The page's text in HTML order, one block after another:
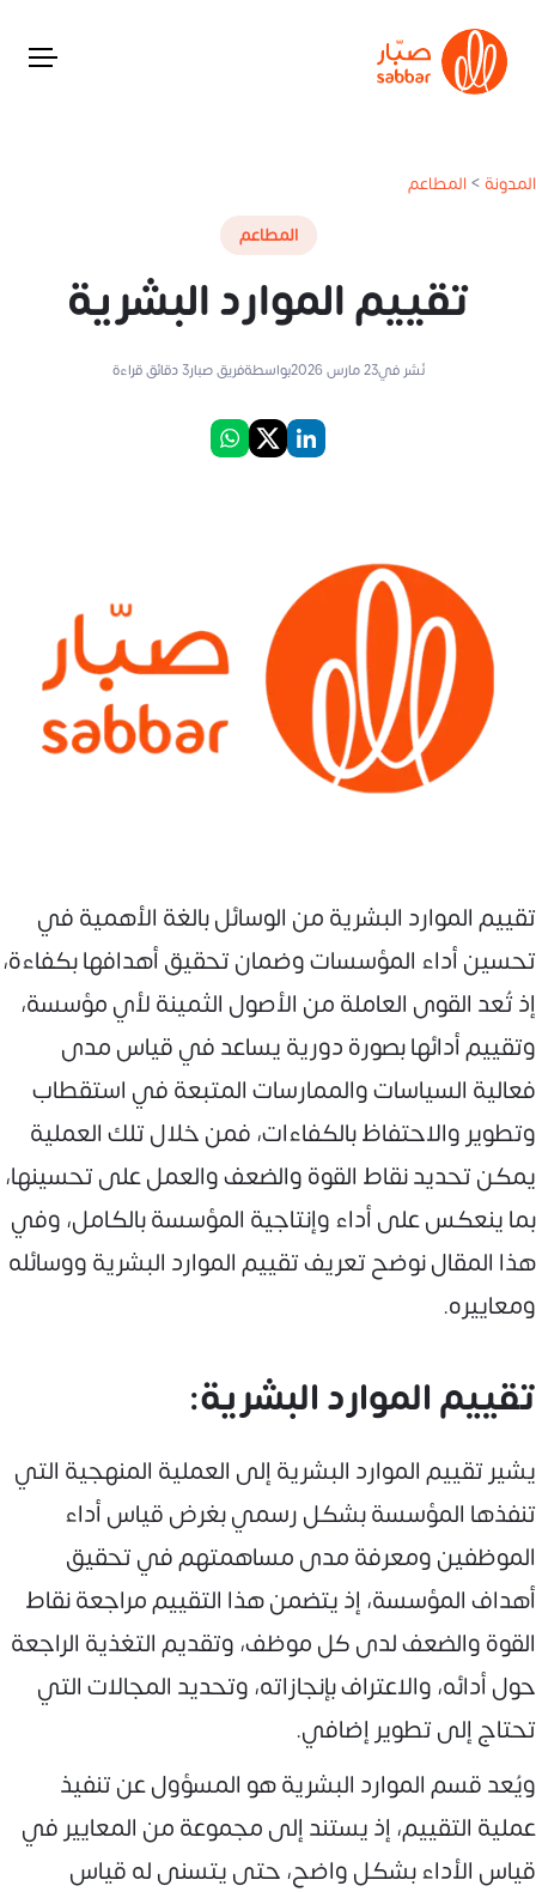
المدونة>المطاعم
المطاعم
تقييم الموارد البشرية
نُشر في23 مارس 2026 بواسطةفريق صبار3دقائق قراءة
تقييم الموارد البشرية من الوسائل بالغة الأهمية في
تحسين أداء المؤسسات وضمان تحقيق أهدافها بكفاءة،
إذ تُعد القوى العاملة من الأصول الثمينة لأي مؤسسة،
وتقييم أدائها بصورة دورية يساعد في قياس مدى
فعالية السياسات والممارسات المتبعة في استقطاب
وتطوير والاحتفاظ بالكفاءات، فمن خلال تلك العملية
يمكن تحديد نقاط القوة والضعف والعمل على تحسينها،
بما ينعكس على أداء وإنتاجية المؤسسة بالكامل، وفي
هذا المقال نوضح تعريف تقييم الموارد البشرية ووسائله
ومعاييره.
تقييم الموارد البشرية:
يشير تقييم الموارد البشرية إلى العملية المنهجية التي
تنفذها المؤسسة بشكل رسمي بغرض قياس أداء
الموظفين ومعرفة مدى مساهمتهم في تحقيق
أهداف المؤسسة، إذ يتضمن هذا التقييم مراجعة نقاط
القوة والضعف لدى كل موظف، وتقديم التغذية الراجعة
حول أدائه، والاعتراف بإنجازاته، وتحديد المجالات التي
تحتاج إلى تطوير إضافي.
ويُعد قسم الموارد البشرية هو المسؤول عن تنفيذ
عملية التقييم، إذ يستند إلى مجموعة من المعايير في
قياس الأداء بشكل واضح، حتى يتسنى له قياس